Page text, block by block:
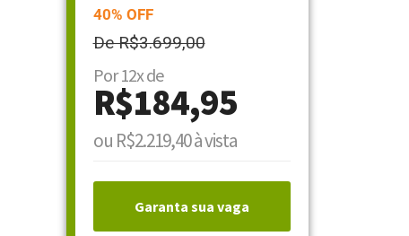
40% OFF
De R$3.699,00
Por 12x de
R$184,95
ou R$2.219,40 à vista
Garanta sua vaga